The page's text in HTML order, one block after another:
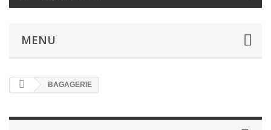
MENU
BAGAGERIE